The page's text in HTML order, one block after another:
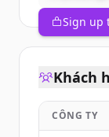
Sign up
Khách
CÔNG TY